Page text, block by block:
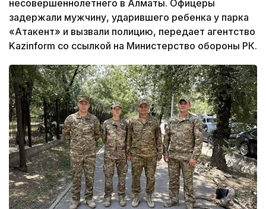
несовершеннолетнего в Алматы. Офицеры
задержали мужчину, ударившего ребенка у парка
«Атакент» и вызвали полицию, передает агентство
Kazinform со ссылкой на Министерство обороны РК.